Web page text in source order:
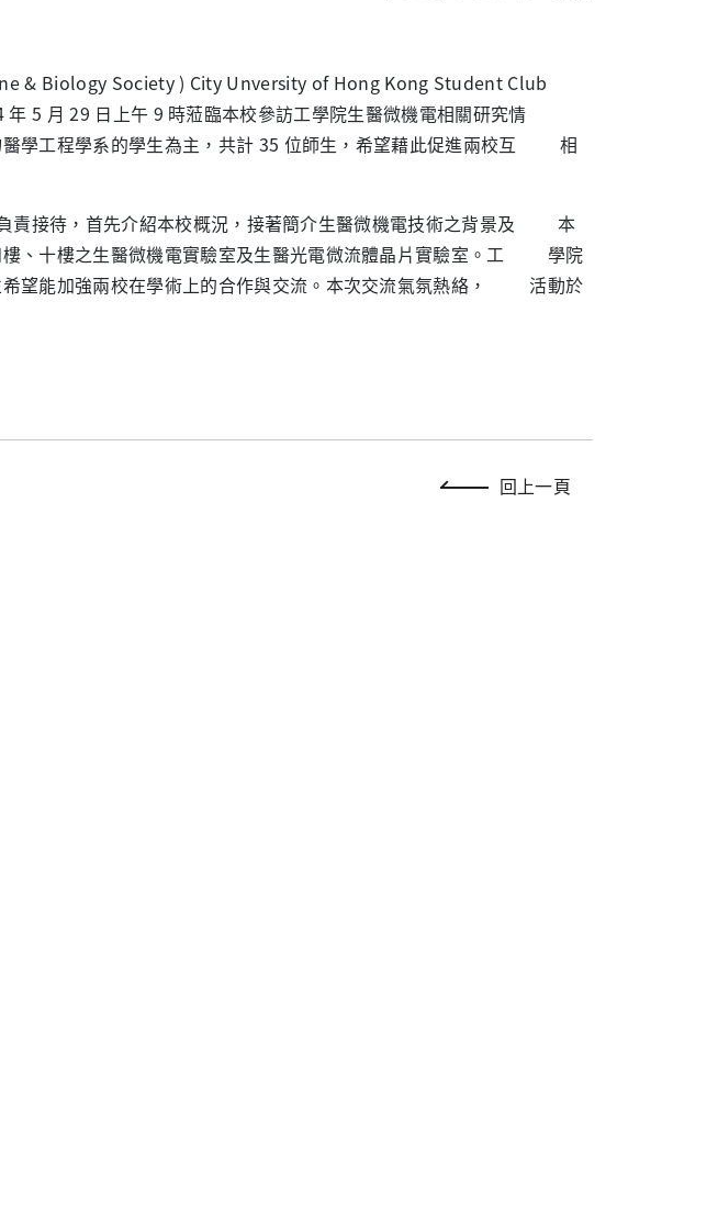
& Biology Society ) City Unversity of Hong Kong Student Club
年 5 月 29 日上午 9 時蒞臨本校參訪工學院生醫微機電相關研究情
醫學工程學系的學生為主，共計 35 位師生，希望藉此促進兩校互 相
責接待，首先介紹本校概況，接著簡介生醫微機電技術之背景及 本
樓、十樓之生醫微機電實驗室及生醫光電微流體晶片實驗室。工 學院
希望能加強兩校在學術上的合作與交流。本次交流氣氛熱絡， 活動於
回上一頁